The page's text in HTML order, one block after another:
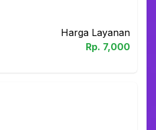
Harga Layanan
Rp. 7,000